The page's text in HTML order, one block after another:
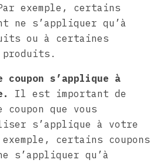
exemple, certains
ne s’appliquer qu’à
ou à certaines
produits.
s’applique à
Il est important de
que vous
s’applique à votre
exemple, certains coupons
s’appliquer qu’à